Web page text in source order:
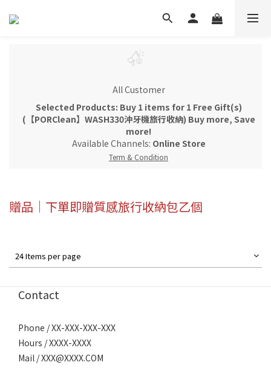
All Customer
Selected Products: Buy 1 items for 1 Free Gift(s)
(【PORClean】WASH330沖牙機旅行收納) Buy more, Save
more!
Available Channels: Online Store
Term & Condition
贈品｜下單即贈質感旅行收納包乙個
24 Items per page
Contact
Phone / XX-XXX-XXX-XXX
Hours / XXXX-XXXX
Mail / XXX@XXXX.COM